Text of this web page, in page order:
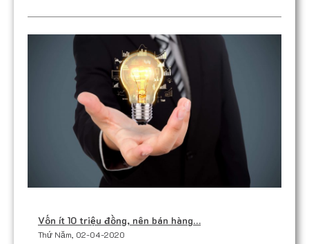
Vốn ít 10 triệu đồng, nên bán hàng…
Thứ Năm, 02-04-2020